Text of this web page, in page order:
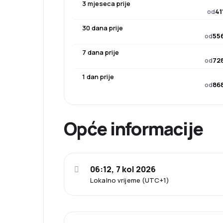
3 mjeseca prije
od
30 dana prije
od
7 dana prije
od
1 dan prije
od
Opće informacije
Lokalno vrijeme (UTC+1)
06:12, 7 kol 2026